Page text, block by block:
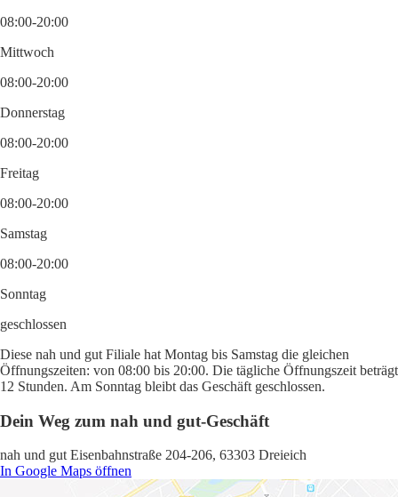
08:00-20:00
Mittwoch
08:00-20:00
Donnerstag
08:00-20:00
Freitag
08:00-20:00
Samstag
08:00-20:00
Sonntag
geschlossen
Diese nah und gut Filiale hat Montag bis Samstag die gleichen
Öffnungszeiten: von 08:00 bis 20:00. Die tägliche Öffnungszeit beträgt
12 Stunden. Am Sonntag bleibt das Geschäft geschlossen.
Dein Weg zum nah und gut-Geschäft
nah und gut Eisenbahnstraße 204-206, 63303 Dreieich
In Google Maps öffnen